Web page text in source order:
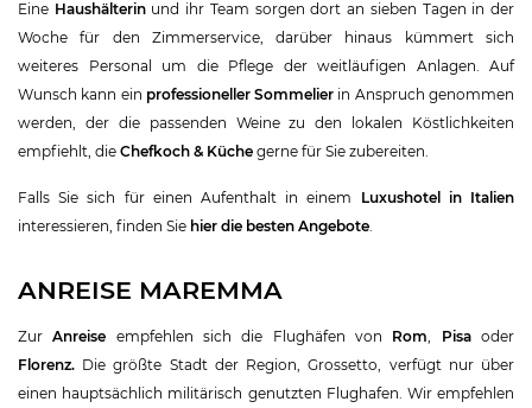
Eine Haushälterinund ihr Team sorgen dort an sieben Tagen in der
Woche für den Zimmerservice, darüber hinaus kümmert sich
weiteres Personal um die Pflege der weitläufigen Anlagen. Auf
Wunsch kann ein professioneller Sommelier in Anspruch genommen
werden, der die passenden Weine zu den lokalen Köstlichkeiten
empfiehlt, die Chefkoch & Küche gerne für Sie zubereiten.
Falls Sie sich für einen Aufenthalt in einem Luxushotel in Italien
interessieren, finden Sie hier die besten Angebote.
ANREISE MAREMMA
ZurAnreise empfehlen sich die Flughäfen von Rom, Pisaoder
Florenz. Die größte Stadt der Region, Grossetto, verfügt nur über
einen hauptsächlich militärisch genutzten Flughafen. Wir empfehlen